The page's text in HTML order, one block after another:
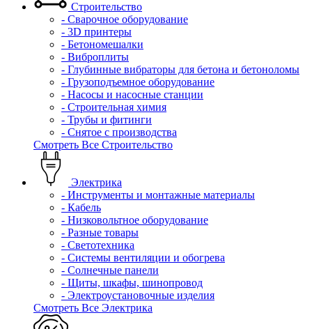
Строительство
- Сварочное оборудование
- 3D принтеры
- Бетономешалки
- Виброплиты
- Глубинные вибраторы для бетона и бетоноломы
- Грузоподъемное оборудование
- Насосы и насосные станции
- Строительная химия
- Трубы и фитинги
- Снятое с производства
Смотреть Все Строительство
Электрика
- Инструменты и монтажные материалы
- Кабель
- Низковольтное оборудование
- Разные товары
- Светотехника
- Системы вентиляции и обогрева
- Солнечные панели
- Щиты, шкафы, шинопровод
- Электроустановочные изделия
Смотреть Все Электрика